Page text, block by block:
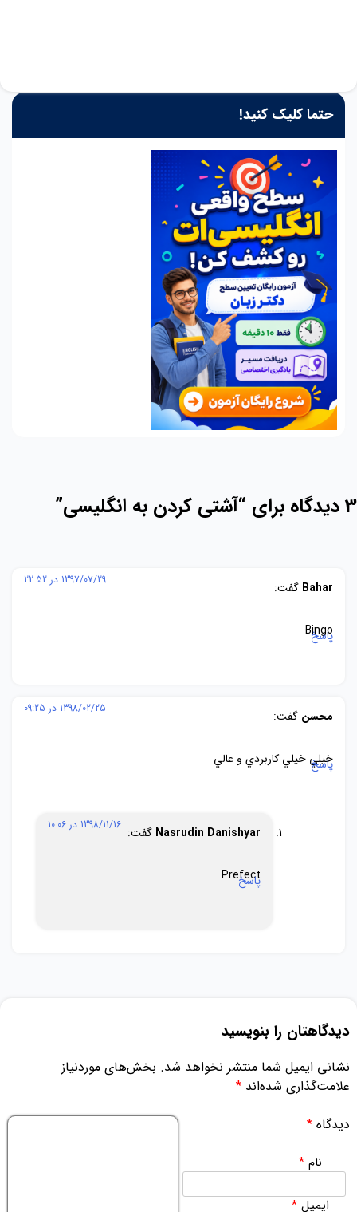
حتما کلیک کنید!
3 دیدگاه برای “ آشتی کردن به انگلیسی”
Bahar گفت: 1397/07/29 در 22:52
Bingo
پاسخ
محسن گفت: 1398/02/25 در 09:25
خيلي خيلي كاربردي و عالي
پاسخ
Nasrudin Danishyar گفت: 1398/11/16 در 10:06
Prefect
پاسخ
دیدگاهتان را بنویسید
نشانی ایمیل شما منتشر نخواهد شد. بخش‌های موردنیاز
علامت‌گذاری شده‌اند *
دیدگاه *
نام*
ایمیل*